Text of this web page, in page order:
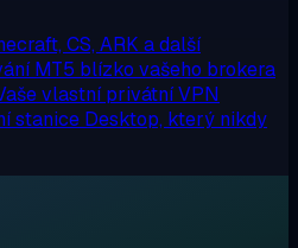
CS, ARK a další
MT5 blízko vašeho brokera
vlastní privátní VPN
stanice Desktop, který nikdy